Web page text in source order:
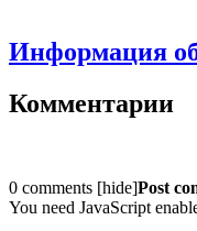
Информация
Комментарии
0 comments [hide]Post
You need JavaScript